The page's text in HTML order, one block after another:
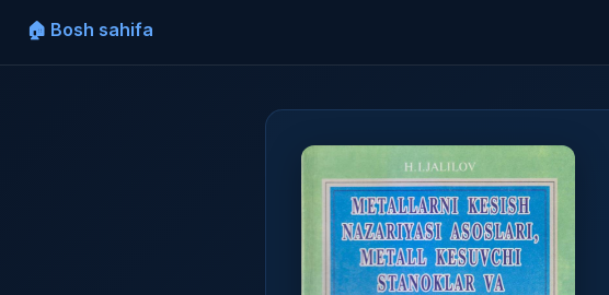
🏠 Bosh sahifa